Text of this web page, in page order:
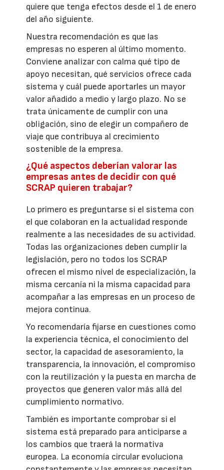
quiere que tenga efectos desde el 1 de enero
del año siguiente.
Nuestra recomendación es que las
empresas no esperen al último momento.
Conviene analizar con calma qué tipo de
apoyo necesitan, qué servicios ofrece cada
sistema y cuál puede aportarles un mayor
valor añadido a medio y largo plazo. No se
trata únicamente de cumplir con una
obligación, sino de elegir un compañero de
viaje que contribuya al crecimiento
sostenible de la empresa.
¿Qué aspectos deberían valorar las
empresas antes de decidir con qué
SCRAP quieren trabajar?
Lo primero es preguntarse si el sistema con
el que colaboran en la actualidad responde
realmente a las necesidades de su actividad.
Todas las organizaciones deben cumplir la
legislación, pero no todos los SCRAP
ofrecen el mismo nivel de especialización, la
misma cercanía ni la misma capacidad para
acompañar a las empresas en un proceso de
mejora continua.
Yo recomendaría fijarse en cuestiones como
la experiencia técnica, el conocimiento del
sector, la capacidad de asesoramiento, la
transparencia, la innovación, el compromiso
con la reutilización y la puesta en marcha de
proyectos que generen valor más allá del
cumplimiento normativo.
También es importante comprobar si el
sistema está preparado para anticiparse a
los cambios que traerá la normativa
europea. La economía circular evoluciona